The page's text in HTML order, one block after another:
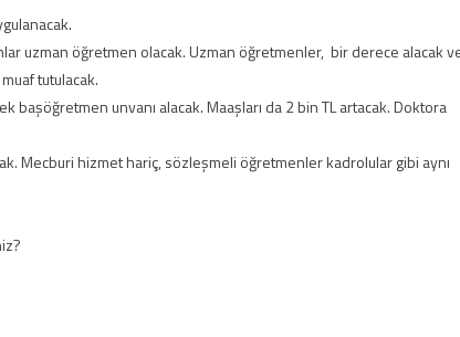
uzman öğretmen olacak. Uzman öğretmenler, bir derece alacak
tutulacak.
başöğretmen unvanı alacak. Maaşları da 2 bin TL artacak. Doktora
Mecburi hizmet hariç, sözleşmeli öğretmenler kadrolular gibi aynı